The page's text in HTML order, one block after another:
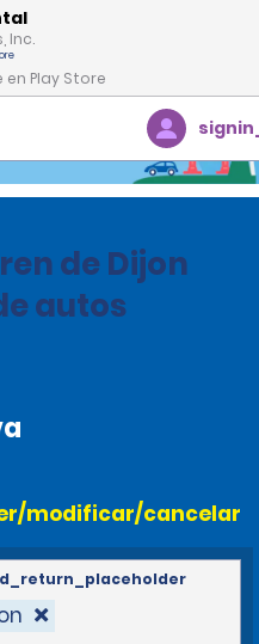
Inc.
en Play Store
de Dijon
autos
modificar/cancelar